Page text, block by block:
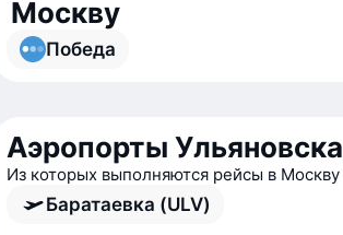
Москву
Победа
Аэропорты Ульяновска
Из которых выполняются рейсы в Москву
Баратаевка (ULV)